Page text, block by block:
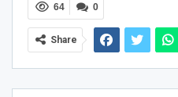
0
64
Share